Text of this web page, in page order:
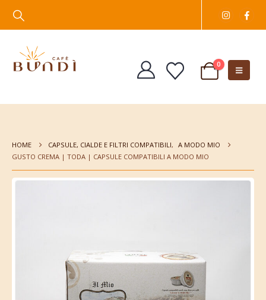
0
HOME CAPSULE, CIALDE E FILTRI COMPATIBILI, A MODO MIO
GUSTO CREMA | TODA | CAPSULE COMPATIBILI A MODO MIO